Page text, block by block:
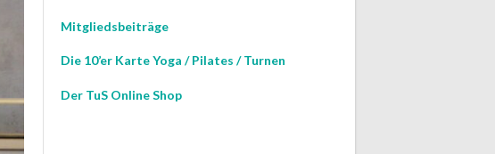
Mitgliedsbeiträge
Die 10’er Karte Yoga / Pilates / Turnen
Der TuS Online Shop